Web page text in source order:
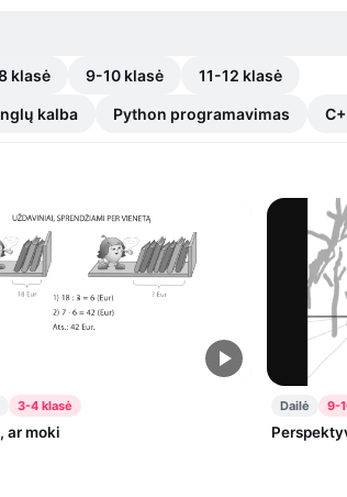
klasė 9-10 klasė 11-12 klasė
kalba Python programavimas
3-4 klasė
ar moki
Dailė 9-